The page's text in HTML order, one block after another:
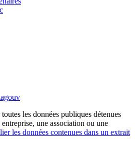
les données publiques détenues
une association ou une
les données contenues dans un extrait